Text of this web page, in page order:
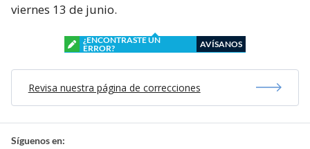
viernes 13 de junio.
¿ENCONTRASTE UN
ERROR?
AVÍSANOS
Revisa nuestra página de correcciones
Síguenos en: